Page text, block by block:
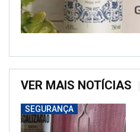
VER MAIS NOTÍCIAS
SEGURANÇA